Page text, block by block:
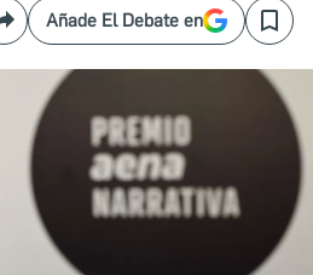
CompartirAñade El Debate en Save